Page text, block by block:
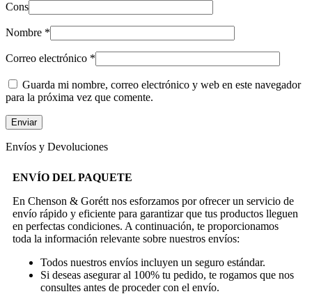
Cons
Nombre *
Correo electrónico *
Guarda mi nombre, correo electrónico y web en este navegador
para la próxima vez que comente.
Envíos y Devoluciones
ENVÍO DEL PAQUETE
En Chenson & Gorétt nos esforzamos por ofrecer un servicio de
envío rápido y eficiente para garantizar que tus productos lleguen
en perfectas condiciones. A continuación, te proporcionamos
toda la información relevante sobre nuestros envíos:
Todos nuestros envíos incluyen un seguro estándar.
Si deseas asegurar al 100% tu pedido, te rogamos que nos
consultes antes de proceder con el envío.